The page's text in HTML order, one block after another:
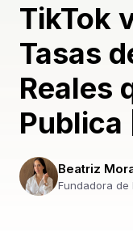
TikTok
Tasas
Reales
Beatriz
Fundadora de